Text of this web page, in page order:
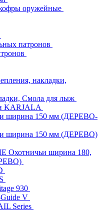
оружейные
патронов
накладки,
Смола для лыж
KARJALA
ширина 150 мм (ДЕРЕВО-
ширина 150 мм (ДЕРЕВО)
ширина 180,
930
V
Series